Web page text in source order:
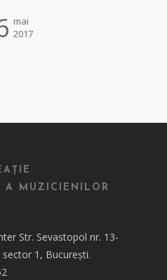
mai
2017
A MUZICIENILOR
Str. Sevastopol nr. 13-
1, București.